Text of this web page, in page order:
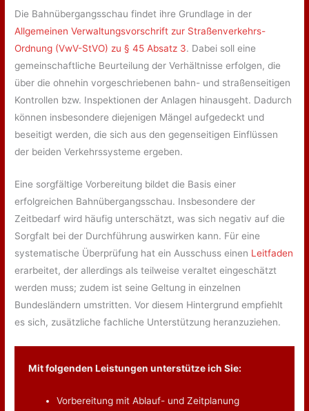
Die Bahnübergangsschau findet ihre Grundlage in der
Allgemeinen Verwaltungsvorschrift zur Straßenverkehrs-
Ordnung (VwV-StVO) zu § 45 Absatz 3. Dabei soll eine
gemeinschaftliche Beurteilung der Verhältnisse erfolgen, die
über die ohnehin vorgeschriebenen bahn- und straßenseitigen
Kontrollen bzw. Inspektionen der Anlagen hinausgeht. Dadurch
können insbesondere diejenigen Mängel aufgedeckt und
beseitigt werden, die sich aus den gegenseitigen Einflüssen
der beiden Verkehrssysteme ergeben.
Eine sorgfältige Vorbereitung bildet die Basis einer
erfolgreichen Bahnübergangsschau. Insbesondere der
Zeitbedarf wird häufig unterschätzt, was sich negativ auf die
Sorgfalt bei der Durchführung auswirken kann. Für eine
systematische Überprüfung hat ein Ausschuss einen Leitfaden
erarbeitet, der allerdings als teilweise veraltet eingeschätzt
werden muss; zudem ist seine Geltung in einzelnen
Bundesländern umstritten. Vor diesem Hintergrund empfiehlt
es sich, zusätzliche fachliche Unterstützung heranzuziehen.
Mit folgenden Leistungen unterstütze ich Sie:
Vorbereitung mit Ablauf- und Zeitplanung